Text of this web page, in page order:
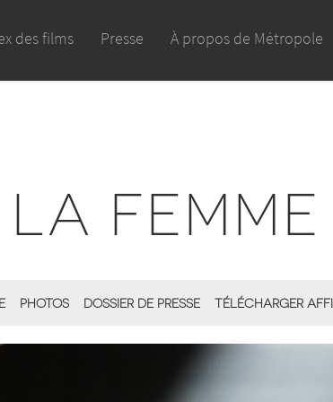
des films Presse À propos de Métropole
PHOTOS DOSSIER DE PRESSE TÉLÉCHARGER